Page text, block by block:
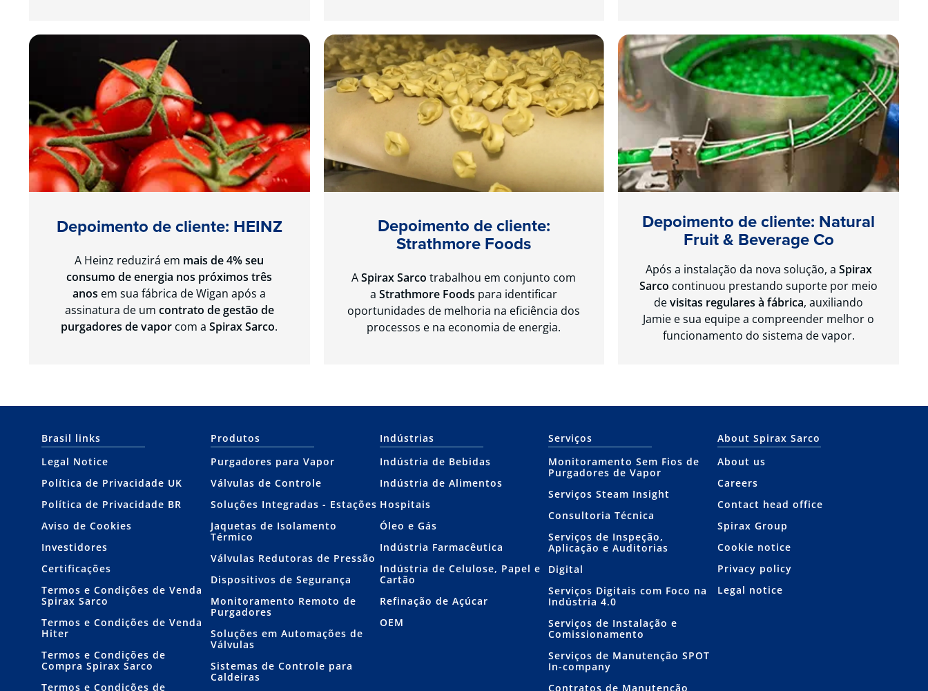
Depoimento de cliente: HEINZ
A Heinz reduzirá em mais de 4% seu
consumo de energia nos próximos três
anos em sua fábrica de Wigan após a
assinatura de um contrato de gestão de
purgadores de vapor com aSpirax Sarco.
Depoimento de cliente:
Strathmore Foods
ASpirax Sarco trabalhou em conjunto com
aStrathmore Foods para identificar
oportunidades de melhoria na eficiência dos
processos e na economia de energia.
Depoimento de cliente: Natural
Fruit & Beverage Co
Após a instalação da nova solução, a Spirax
Sarco continuou prestando suporte por meio
devisitas regulares à fábrica, auxiliando
Jamie e sua equipe a compreender melhor o
funcionamento do sistema de vapor.
Brasil links
Legal Notice
Política de Privacidade UK
Política de Privacidade BR
Aviso de Cookies
Investidores
Certificações
Termos e Condições de Venda
Spirax Sarco
Termos e Condições de Venda
Hiter
Termos e Condições de
Compra Spirax Sarco
Termos e Condições de
Produtos
Purgadores para Vapor
Válvulas de Controle
Soluções Integradas - Estações
Jaquetas de Isolamento
Térmico
Válvulas Redutoras de Pressão
Dispositivos de Segurança
Monitoramento Remoto de
Purgadores
Soluções em Automações de
Válvulas
Sistemas de Controle para
Caldeiras
Indústrias
Indústria de Bebidas
Indústria de Alimentos
Hospitais
Óleo e Gás
Indústria Farmacêutica
Indústria de Celulose, Papel e
Cartão
Refinação de Açúcar
OEM
Serviços
Monitoramento Sem Fios de
Purgadores de Vapor
Serviços Steam Insight
Consultoria Técnica
Serviços de Inspeção,
Aplicação e Auditorias
Digital
Serviços Digitais com Foco na
Indústria 4.0
Serviços de Instalação e
Comissionamento
Serviços de Manutenção SPOT
In-company
Contratos de Manutenção
About Spirax Sarco
About us
Careers
Contact head office
Spirax Group
Cookie notice
Privacy policy
Legal notice